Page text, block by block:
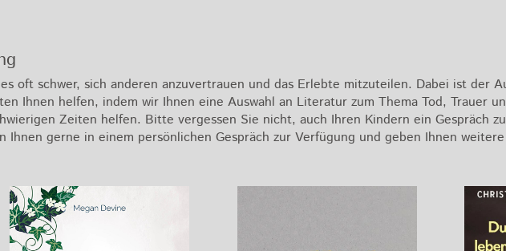
oft schwer, sich anderen anzuvertrauen und das Erlebte mitzuteilen. Dabei ist der
Ihnen helfen, indem wir Ihnen eine Auswahl an Literatur zum Thema Tod, Trauer
Zeiten helfen. Bitte vergessen Sie nicht, auch Ihren Kindern ein Gespräch
Ihnen gerne in einem persönlichen Gespräch zur Verfügung und geben Ihnen